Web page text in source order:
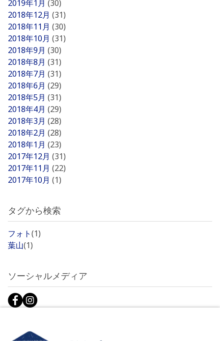
2019年1月 (30)
2018年12月 (31)
2018年11月 (30)
2018年10月 (31)
2018年9月 (30)
2018年8月 (31)
2018年7月 (31)
2018年6月 (29)
2018年5月 (31)
2018年4月 (29)
2018年3月 (28)
2018年2月 (28)
2018年1月 (23)
2017年12月 (31)
2017年11月 (22)
2017年10月 (1)
タグから検索
フォト(1)
葉山(1)
ソーシャルメディア